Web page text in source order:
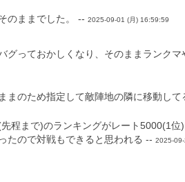
のままでした。 --2025-09-01 (月) 16:59:59
っておかしくなり、そのままランクマ
のため指定して敵陣地の隣に移動して
まで)のランキングがレート5000(1位
たので対戦もできると思われる --2025-